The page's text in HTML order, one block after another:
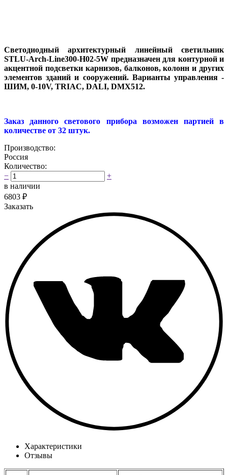
Светодиодный архитектурный линейный светильник
STLU-Arch-Line300-H02-5W предназначен для контурной и
акцентной подсветки карнизов, балконов, колонн и других
элементов зданий и сооружений. Варианты управления -
ШИМ, 0-10V, TRIAC, DALI, DMX512.
Заказ данного светового прибора возможен партией в
количестве от 32 штук.
Производство:
Россия
Количество:
−
+
в наличии
6803 ₽
Заказать
Характеристики
Отзывы